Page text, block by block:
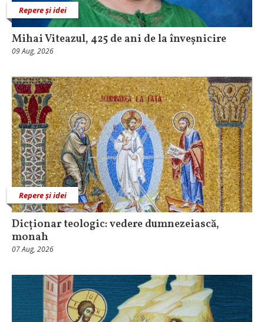
Repere și idei
Mihai Viteazul, 425 de ani de la înveșnicire
09 Aug, 2026
Repere și idei
Dicționar teologic: vedere dumnezeiască,
monah
07 Aug, 2026